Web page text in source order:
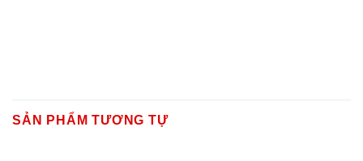
SẢN PHẨM TƯƠNG TỰ